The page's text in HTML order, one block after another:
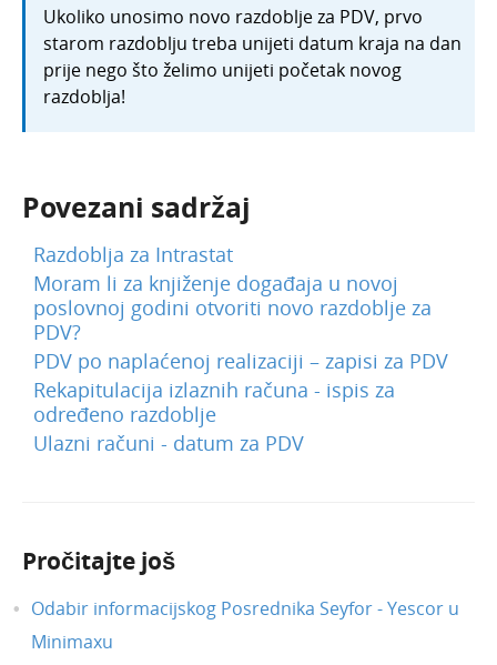
Ukoliko unosimo novo razdoblje za PDV, prvo
starom razdoblju treba unijeti datum kraja na dan
prije nego što želimo unijeti početak novog
razdoblja!
Povezani sadržaj
Razdoblja za Intrastat
Moram li za knjiženje događaja u novoj
poslovnoj godini otvoriti novo razdoblje za
PDV?
PDV po naplaćenoj realizaciji – zapisi za PDV
Rekapitulacija izlaznih računa - ispis za
određeno razdoblje
Ulazni računi - datum za PDV
Pročitajte još
Odabir informacijskog Posrednika Seyfor - Yescor u
Minimaxu